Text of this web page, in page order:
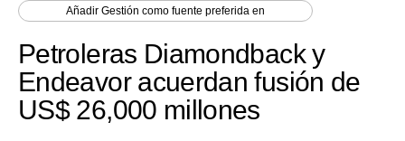
Economía
Mercados
AñadirGestión como fuente preferida en
Petroleras Diamondback y
Endeavor acuerdan fusión de
US$ 26,000 millones